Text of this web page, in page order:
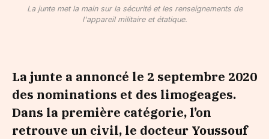
La junte met la main sur la sécurité et les renseignements de
l'appareil militaire et étatique.
La junte a annoncé le 2 septembre 2020
des nominations et des limogeages.
Dans la première catégorie, l’on
retrouve un civil, le docteur Youssouf